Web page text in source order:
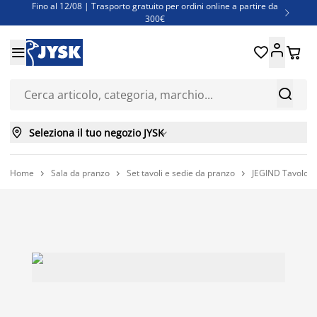
Fino al 12/08 | Trasporto gratuito per ordini online a partire da
300€

Super offerte d'estate | Oltre 1.500 articoli fino al 70%
Finanziamenti - Scegli il piano di rimborso più adatto a te


 
 Seleziona il tuo negozio JYSK
Home  Sala da pranzo  Set tavoli e sedie da pranzo  JEGIND Tavolo